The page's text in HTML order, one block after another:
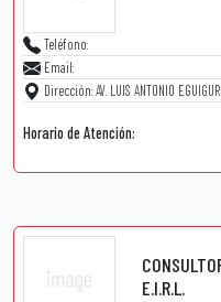
Teléfono:
Email:
Dirección: AV. LUIS ANTONIO
Horario de Atención:
E.I.R.L.